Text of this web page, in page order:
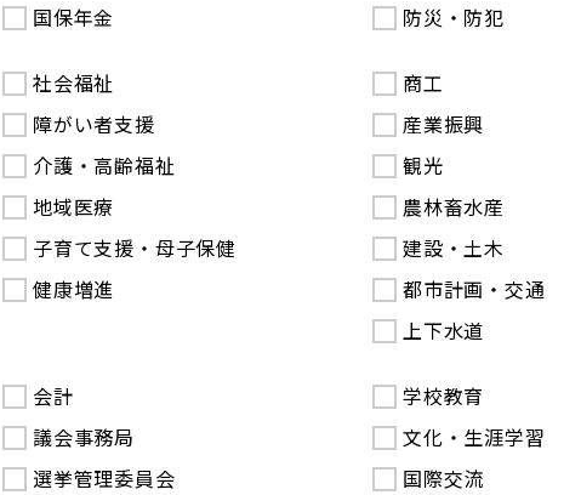
国保年金
防災・防犯
社会福祉
障がい者支援
介護・高齢福祉
地域医療
子育て支援・母子保健
健康増進
商工
産業振興
観光
農林畜水産
建設・土木
都市計画・交通
上下水道
会計
議会事務局
選挙管理委員会
学校教育
文化・生涯学習
国際交流